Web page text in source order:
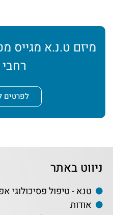
מיזם ט.נ.א מגייס
לפרטים
ניווט באתר
טנא - טיפול פסיכולוגי
אודות